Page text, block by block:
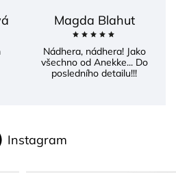
Magda Blahut
Nádhera, nádhera! Jako
všechno od Anekke... Do
posledního detailu!!!
Instagram